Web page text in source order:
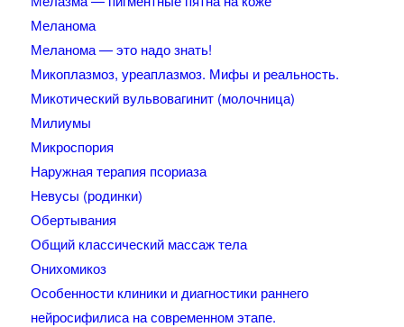
Меланома
Меланома — это надо знать!
Микоплазмоз, уреаплазмоз. Мифы и реальность.
Микотический вульвовагинит (молочница)
Милиумы
Микроспория
Наружная терапия псориаза
Невусы (родинки)
Обертывания
Общий классический массаж тела
Онихомикоз
Особенности клиники и диагностики раннего
нейросифилиса на современном этапе.